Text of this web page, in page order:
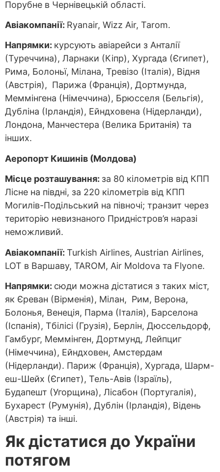
Порубне в Чернівецькій області.
Авіакомпанії: Ryanair, Wizz Air, Tarom.
Напрямки: курсують авіарейси з Анталії
(Туреччина), Ларнаки (Кіпр), Хургада (Єгипет),
Рима, Болоньї, Мілана, Тревізо (Італія), Відня
(Австрія), Парижа (Франція), Дортмунда,
Меммінгена (Німеччина), Брюсселя (Бельгія),
Дубліна (Ірландія), Ейндховена (Нідерланди),
Лондона, Манчестера (Велика Британія) та
інших.
Аеропорт Кишинів (Молдова)
Місце розташування: за 80 кілометрів від КПП
Лісне на півдні, за 220 кілометрів від КПП
Могилів-Подільський на півночі; транзит через
територію невизнаного Придністров’я наразі
неможливий.
Авіакомпанії: Turkish Airlines, Austrian Airlines,
LOT в Варшаву, TAROM, Air Moldova та Flyone.
Напрямки: сюди можна дістатися з таких міст,
як Єреван (Вірменія), Мілан, Рим, Верона,
Болонья, Венеція, Парма (Італія), Барселона
(Іспанія), Тбілісі (Грузія), Берлін, Дюссельдорф,
Гамбург, Меммінген, Дортмунд, Лейпциг
(Німеччина), Ейндховен, Амстердам
(Нідерланди). Париж (Франція), Хургада, Шарм-
еш-Шейх (Єгипет), Тель-Авів (Ізраїль),
Будапешт (Угорщина), Лісабон (Португалія),
Бухарест (Румунія), Дублін (Ірландія), Відень
(Австрія) та інші.
Як дістатися до України
потягом